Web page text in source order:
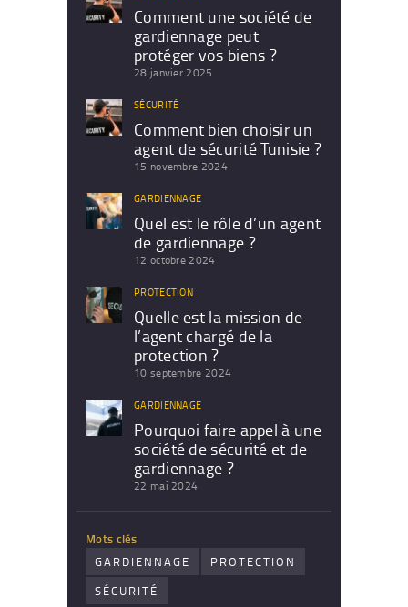
Comment une société de
gardiennage peut
protéger vos biens ?
28 janvier 2025
SÉCURITÉ
Comment bien choisir un
agent de sécurité Tunisie ?
15 novembre 2024
GARDIENNAGE
Quel est le rôle d’un agent
de gardiennage ?
12 octobre 2024
PROTECTION
Quelle est la mission de
l’agent chargé de la
protection ?
10 septembre 2024
GARDIENNAGE
Pourquoi faire appel à une
société de sécurité et de
gardiennage ?
22 mai 2024
Mots clés
GARDIENNAGE
PROTECTION
SÉCURITÉ